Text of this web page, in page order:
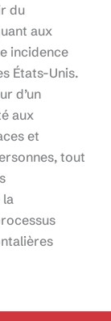
du
aux
incidence
États-Unis.
d’un
aux
et
tout